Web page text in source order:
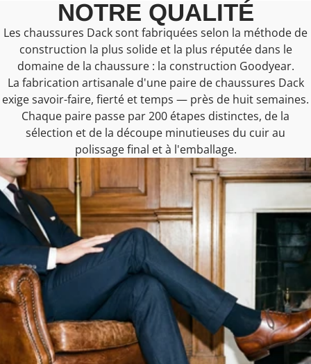
NOTRE QUALITÉ
Les chaussures Dack sont fabriquées selon la méthode de
construction la plus solide et la plus réputée dans le
domaine de la chaussure : la construction Goodyear.
La fabrication artisanale d'une paire de chaussures Dack
exige savoir-faire, fierté et temps — près de huit semaines.
Chaque paire passe par 200 étapes distinctes, de la
sélection et de la découpe minutieuses du cuir au
polissage final et à l'emballage.